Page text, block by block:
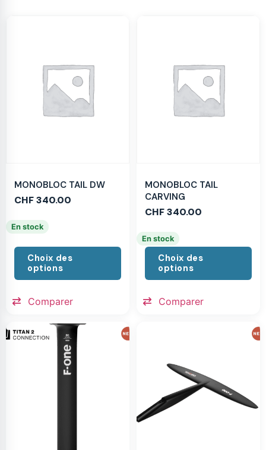
MONOBLOC TAIL DW
CHF340.00
En stock
Choix des
options
Comparer
MONOBLOC TAIL
CARVING
CHF340.00
En stock
Choix des
options
Comparer